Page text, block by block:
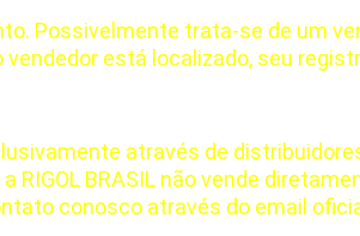
Possivelmente trata-se de um
está localizado, seu
através de
RIGOL BRASIL não vende
conosco através do email